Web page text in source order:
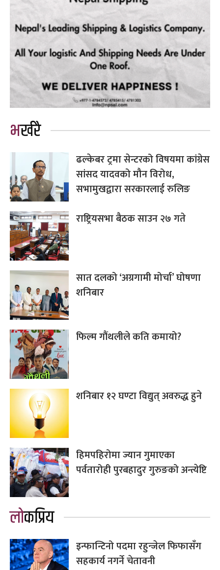
भर्खरै
ढल्केबर ट्रमा सेन्टरको विषयमा कांग्रेस
सांसद यादवको मौन विरोध,
सभामुखद्वारा सरकारलाई रुलिङ
राष्ट्रियसभा बैठक साउन २७ गते
सात दलको ‘अग्रगामी मोर्चा’ घोषणा
शनिबार
फिल्म गौंथलीले कति कमायो?
शनिबार १२ घण्टा विद्युत् अवरुद्ध हुने
हिमपहिरोमा ज्यान गुमाएका
पर्वतारोही पुरबहादुर गुरुङको अन्त्येष्टि
लोकप्रिय
इन्फान्टिनो पदमा रहुन्जेल फिफासँग
सहकार्य नगर्ने चेतावनी